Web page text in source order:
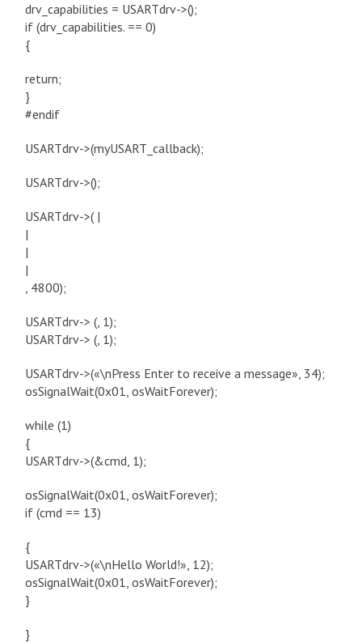
drv_capabilities = USARTdrv->();
if (drv_capabilities. == 0)
{
return;
}
#endif
USARTdrv->(myUSART_callback);
USARTdrv->();
USARTdrv->( |
|
|
|
, 4800);
USARTdrv-> (, 1);
USARTdrv-> (, 1);
USARTdrv->(«\nPress Enter to receive a message», 34);
osSignalWait(0x01, osWaitForever);
while (1)
{
USARTdrv->(&cmd, 1);
osSignalWait(0x01, osWaitForever);
if (cmd == 13)
{
USARTdrv->(«\nHello World!», 12);
osSignalWait(0x01, osWaitForever);
}
}